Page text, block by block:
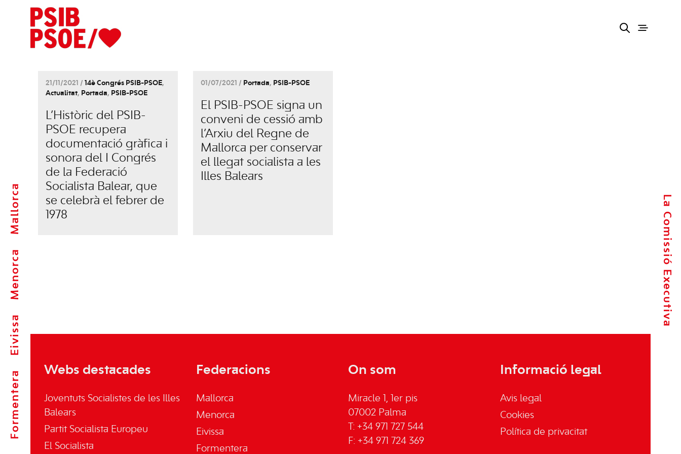
Formentera
Eivissa
Menorca
Mallorca La Comissió Executiva
21/11/2021 / 14è Congrés PSIB-PSOE,
Actualitat, Portada, PSIB-PSOE
L’Històric del PSIB-
PSOE recupera
documentació gràfica i
sonora del I Congrés
de la Federació
Socialista Balear, que
se celebrà el febrer de
1978
01/07/2021 / Portada, PSIB-PSOE
El PSIB-PSOE signa un
conveni de cessió amb
l’Arxiu del Regne de
Mallorca per conservar
el llegat socialista a les
Illes Balears
Webs destacades
Joventuts Socialistes de les Illes
Balears
Partit Socialista Europeu
El Socialista
Federacions
Mallorca
Menorca
Eivissa
Formentera
On som
Miracle 1, 1er pis
07002 Palma
T: +34 971 727 544
F: +34 971 724 369
Informació legal
Avis legal
Cookies
Política de privacitat